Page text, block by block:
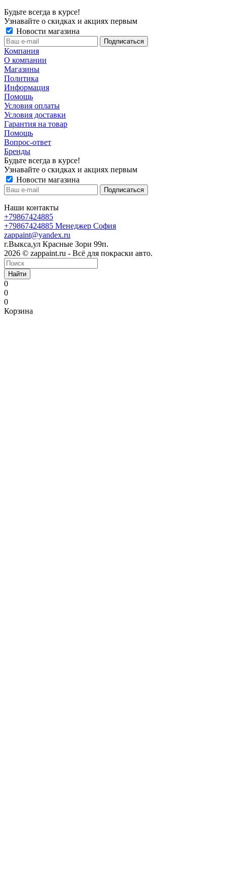
Будьте всегда в курсе!
Узнавайте о скидках и акциях первым
Новости магазина
Компания
О компании
Магазины
Политика
Информация
Помощь
Условия оплаты
Условия доставки
Гарантия на товар
Помощь
Вопрос-ответ
Бренды
Будьте всегда в курсе!
Узнавайте о скидках и акциях первым
Новости магазина
Наши контакты
+79867424885
+79867424885 Менеджер София
zappaint@yandex.ru
г.Выкса,ул Красные Зори 99п.
2026 © zappaint.ru - Всё для покраски авто.
Найти
0
0
0
Корзина